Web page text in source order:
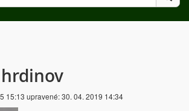
15:13 upravené:30. 04. 2019 14:34